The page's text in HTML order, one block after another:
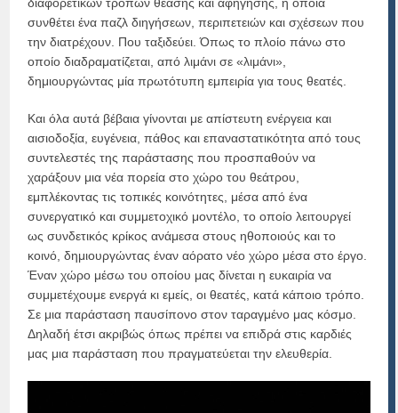
συνθέτει ένα παζλ διηγήσεων, περιπετειών και σχέσεων που
την διατρέχουν. Που ταξιδεύει. Όπως το πλοίο πάνω στο
οποίο διαδραματίζεται, από λιμάνι σε «λιμάνι»,
δημιουργώντας μία πρωτότυπη εμπειρία για τους θεατές.
Και όλα αυτά βέβαια γίνονται με απίστευτη ενέργεια και
αισιοδοξία, ευγένεια, πάθος και επαναστατικότητα από τους
συντελεστές της παράστασης που προσπαθούν να
χαράξουν μια νέα πορεία στο χώρο του θεάτρου,
εμπλέκοντας τις τοπικές κοινότητες, μέσα από ένα
συνεργατικό και συμμετοχικό μοντέλο, το οποίο λειτουργεί
ως συνδετικός κρίκος ανάμεσα στους ηθοποιούς και το
κοινό, δημιουργώντας έναν αόρατο νέο χώρο μέσα στο έργο.
Έναν χώρο μέσω του οποίου μας δίνεται η ευκαιρία να
συμμετέχουμε ενεργά κι εμείς, οι θεατές, κατά κάποιο τρόπο.
Σε μια παράσταση παυσίπονο στον ταραγμένο μας κόσμο.
Δηλαδή έτσι ακριβώς όπως πρέπει να επιδρά στις καρδιές
μας μια παράσταση που πραγματεύεται την ελευθερία.